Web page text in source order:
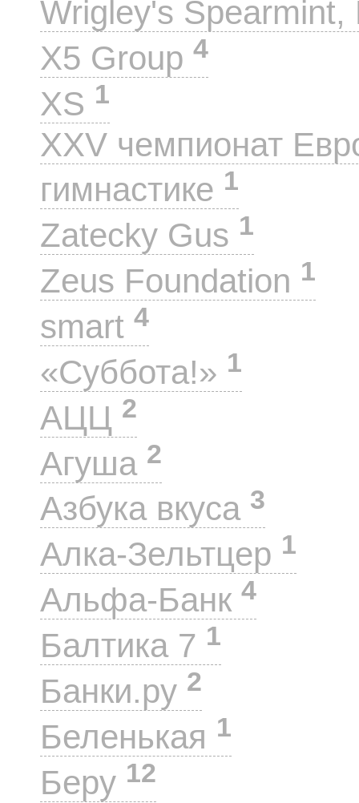
Wrigley's
X5 Group 4
XS 1
XXV чемпионат
гимнастике 1
Zatecky Gus 1
Zeus Foundation 1
smart 4
«Суббота!» 1
АЦЦ 2
Агуша 2
Азбука вкуса 3
Алка-Зельтцер 1
Альфа-Банк 4
Балтика 7 1
Банки.ру 2
Беленькая 1
Беру 12